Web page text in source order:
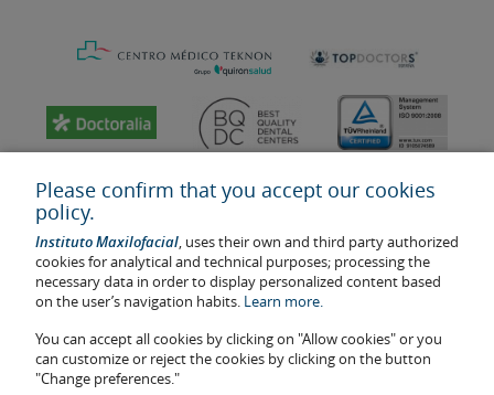
Last update: 2023
Health center authorisation number: E08646940
Please confirm that you accept our cookies
policy.
Instituto Maxilofacial, uses their own and third party authorized
cookies for analytical and technical purposes; processing the
necessary data in order to display personalized content based
on the user’s navigation habits. Learn more.
You can accept all cookies by clicking on "Allow cookies" or you
can customize or reject the cookies by clicking on the button
"Change preferences."